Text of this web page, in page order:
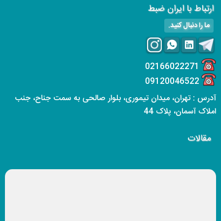
ارتباط با ایران ضبط
ما را دنبال کنید.
02166022271
09120046522
آدرس : تهران، میدان تیموری، بلوار صالحی به سمت جناح، جنب
املاک آسمان، پلاک 44
مقالات